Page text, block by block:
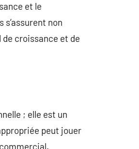
et le
non
croissance et de
; elle est un
peut jouer